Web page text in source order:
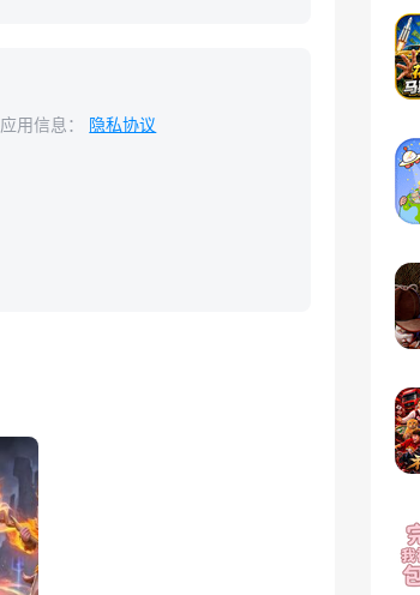
应用信息：
隐私协议